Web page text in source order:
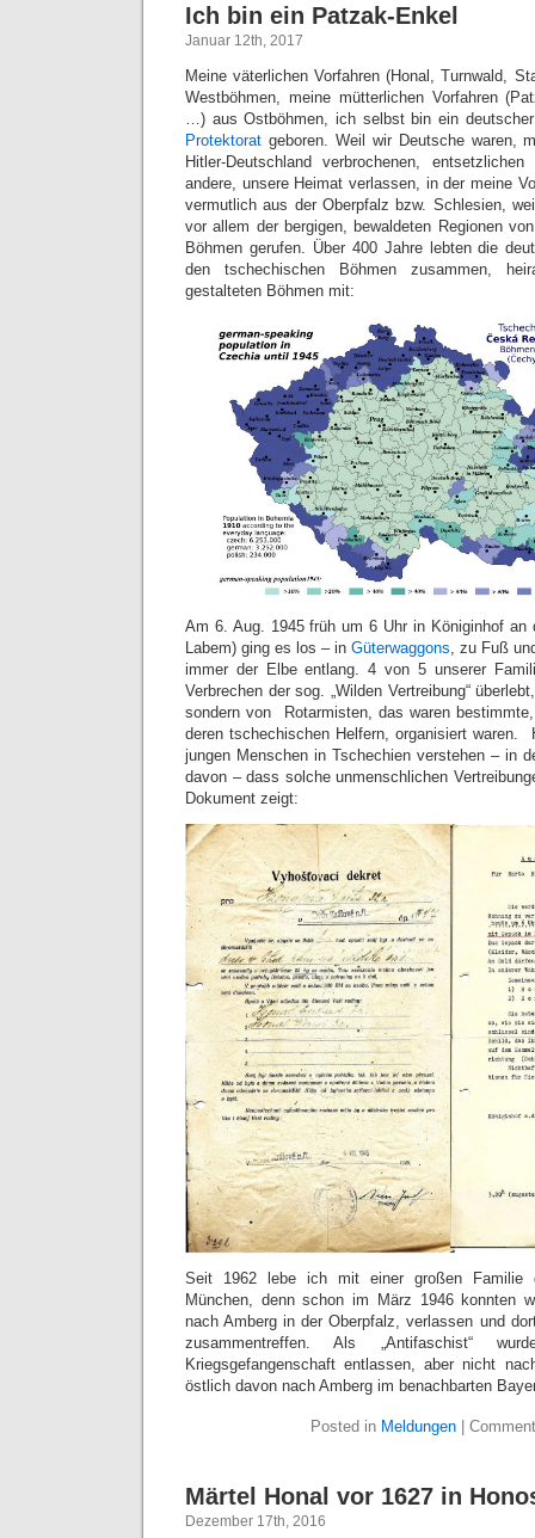
Ich bin ein Patzak-Enkel
Januar 12th, 2017
Meine väterlichen Vorfahren (Honal, Turnwald,
Westböhmen, meine mütterlichen Vorfahren
…) aus Ostböhmen, ich selbst bin ein
Protektorat geboren. Weil wir Deutsche waren,
Hitler-Deutschland verbrochenen,
andere, unsere Heimat verlassen, in der meine
vermutlich aus der Oberpfalz bzw. Schlesien,
vor allem der bergigen, bewaldeten Regionen
Böhmen gerufen. Über 400 Jahre lebten die
den tschechischen Böhmen zusammen,
gestalteten Böhmen mit:
Am 6. Aug. 1945 früh um 6 Uhr in Königinhof an
Labem) ging es los – in Güterwaggons, zu Fuß
immer der Elbe entlang. 4 von 5 unserer
Verbrechen der sog. „Wilden Vertreibung“
sondern von Rotarmisten, das waren
deren tschechischen Helfern, organisiert waren.
jungen Menschen in Tschechien verstehen – in
davon – dass solche unmenschlichen
Dokument zeigt:
Seit 1962 lebe ich mit einer großen Familie
München, denn schon im März 1946 konnten
nach Amberg in der Oberpfalz, verlassen und
zusammentreffen. Als „Antifaschist“
Kriegsgefangenschaft entlassen, aber nicht
östlich davon nach Amberg im benachbarten
Posted in Meldungen
Märtel Honal vor 1627 in
Dezember 17th, 2016